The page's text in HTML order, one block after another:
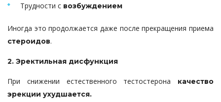
Трудности с возбуждением
Иногда это продолжается даже после прекращения приема
стероидов.
2. Эректильная дисфункция
При снижении естественного тестостерона качество
эрекции ухудшается.